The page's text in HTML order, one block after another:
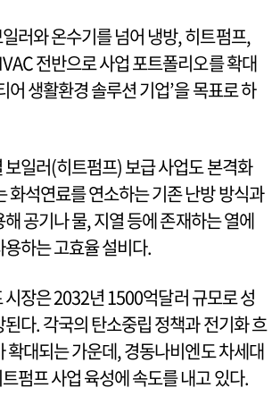
러와 온수기를 넘어 냉방, 히트펌프,
전반으로 사업 포트폴리오를 확대
어 생활환경 솔루션 기업’을 목표로 하
일러(히트펌프) 보급 사업도 본격화
화석연료를 연소하는 기존 난방 방식과
공기나 물, 지열 등에 존재하는 열에
하는 고효율 설비다.
시장은 2032년 1500억달러 규모로 성
다. 각국의 탄소중립 정책과 전기화 흐
확대되는 가운데, 경동나비엔도 차세대
펌프 사업 육성에 속도를 내고 있다.